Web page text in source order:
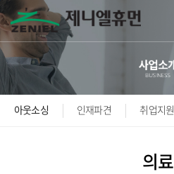
본문바로가기
아웃소싱 인재파견 취업지원
의료